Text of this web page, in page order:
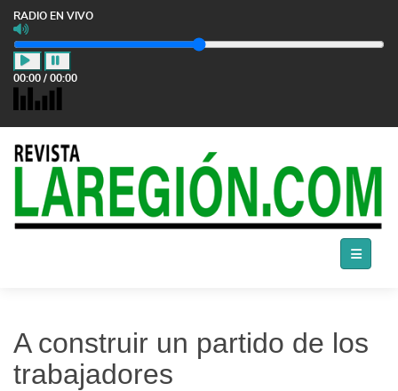
RADIO EN VIVO
00:00 / 00:00
A construir un partido de los
trabajadores